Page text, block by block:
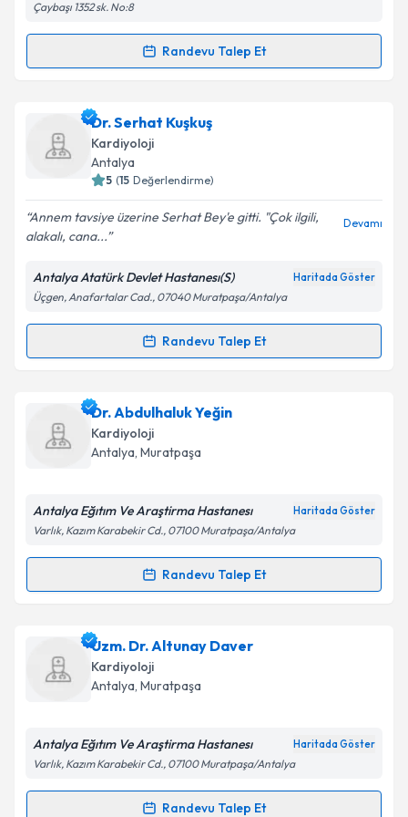
Kişisel verilerimin işlenmesine ilişkinAydınlatma
kapsamda işlenmesini kabul ediyorum.
Çaybaşı 1352 sk. No:8
Randevu Talep Et
Randevu Takvimi Talebi
Dr. Öğr. Üyesi Hatem Arı
oluşturun. Size bu uzmandan randevu almanız için bir
takvim hazırlandığında e-posta ile bilgilendireceğiz.
Kişisel verilerimin işlenmesine ilişkin
Aydınlatma
Metni'ni okudum ve kişisel verilerimin belirtilen
kapsamda işlenmesini kabul ediyorum.
Dr. Serhat Kuşkuş
Kardiyoloji
Antalya
5 (15 Değerlendirme)
Annem tavsiye üzerine Serhat Bey'e gitti. "Çok ilgili,
alakalı, cana...
Devamı
Antalya Atatürk Devlet Hastanesı(S) Haritada Göster
Üçgen, Anafartalar Cad., 07040 Muratpaşa/Antalya
Randevu Talep Et
Randevu Takvimi Talebi
Dr. Serhat Kuşkuşiçin randevu takvimi talebi
oluşturun. Size bu uzmandan randevu almanız için bir
takvim hazırlandığında e-posta ile bilgilendireceğiz.
Kişisel verilerimin işlenmesine ilişkin
Metni'ni okudum ve kişisel verilerimin belirtilen
Takvim Talebini Gönder
Dr. Abdulhaluk Yeğin
Kardiyoloji
Antalya, Muratpaşa
Antalya Eğıtım Ve Araştirma Hastanesı Haritada Göster
Varlık, Kazım Karabekir Cd., 07100 Muratpaşa/Antalya
Randevu Talep Et
Randevu Takvimi Talebi
Dr. Abdulhaluk Yeğiniçin randevu takvimi talebi
oluşturun. Size bu uzmandan randevu almanız için bir
takvim hazırlandığında e-posta ile bilgilendireceğiz.
Kişisel verilerimin işlenmesine ilişkin
Uzm. Dr. Altunay Daver
Kardiyoloji
Antalya, Muratpaşa
Antalya Eğıtım Ve Araştirma Hastanesı Haritada Göster
Varlık, Kazım Karabekir Cd., 07100 Muratpaşa/Antalya
Randevu Talep Et